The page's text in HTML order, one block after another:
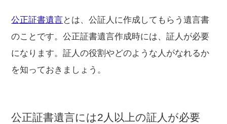
公正証書遺言とは、公証人に作成してもらう遺言書
のことです。公正証書遺言作成時には、証人が必要
になります。証人の役割やどのような人がなれるか
を知っておきましょう。
公正証書遺言には2人以上の証人が必要